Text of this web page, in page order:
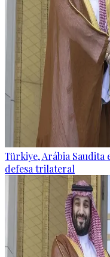
Türkiye, Arábia Saudita
defesa trilateral